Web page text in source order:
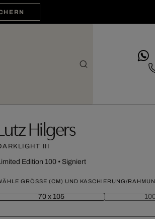
Hilgers
III
Edition 100• Signiert
GRÖSSE (CM) UND KASCHIERUNG/
70 x 105